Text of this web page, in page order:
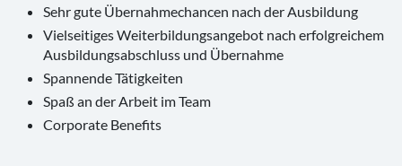
Sehr gute Übernahmechancen nach der Ausbildung
Vielseitiges Weiterbildungsangebot nach erfolgreichem
Ausbildungsabschluss und Übernahme
Spannende Tätigkeiten
Spaß an der Arbeit im Team
Corporate Benefits